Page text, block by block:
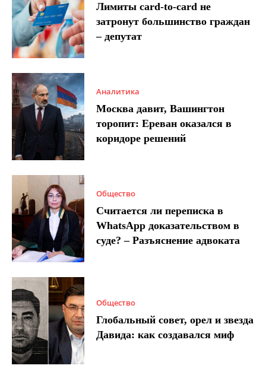
Лимиты card-to-card не
затронут большинство граждан
– депутат
Аналитика
Москва давит, Вашингтон
торопит: Ереван оказался в
коридоре решений
Общество
Считается ли переписка в
WhatsApp доказательством в
суде? – Разъяснение адвоката
Общество
Глобальный совет, орел и звезда
Давида: как создавался миф